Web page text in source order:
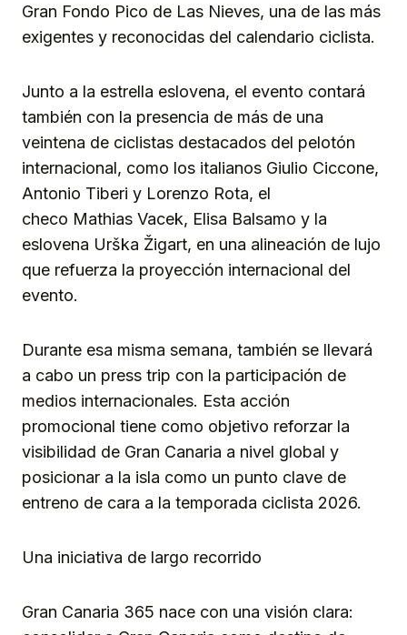
Gran Fondo Pico de Las Nieves, una de las más
exigentes y reconocidas del calendario ciclista.
Junto a la estrella eslovena, el evento contará
también con la presencia de más de una
veintena de ciclistas destacados del pelotón
internacional, como los italianos Giulio Ciccone,
Antonio Tiberi y Lorenzo Rota, el
checo Mathias Vacek, Elisa Balsamo y la
eslovena Urška Žigart, en una alineación de lujo
que refuerza la proyección internacional del
evento.
Durante esa misma semana, también se llevará
a cabo un press trip con la participación de
medios internacionales. Esta acción
promocional tiene como objetivo reforzar la
visibilidad de Gran Canaria a nivel global y
posicionar a la isla como un punto clave de
entreno de cara a la temporada ciclista 2026.
Una iniciativa de largo recorrido
Gran Canaria 365 nace con una visión clara: